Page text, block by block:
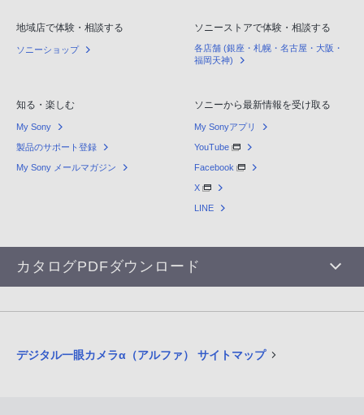
地域店で体験・相談する
ソニーショップ
ソニーストアで体験・相談する
各店舗 (銀座・札幌・名古屋・大阪・
福岡天神)
知る・楽しむ
My Sony
製品のサポート登録
My Sony メールマガジン
ソニーから最新情報を受け取る
My Sonyアプリ
YouTube
Facebook
X
LINE
カタログPDFダウンロード
デジタル一眼カメラα（アルファ） サイトマップ